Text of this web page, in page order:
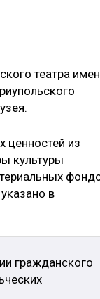
театра
ценностей из
культуры
в
гражданского